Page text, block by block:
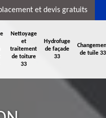
et devis gratuits
Nettoyage
et
traitement
de toiture
33
Hydrofuge
de façade
33
de tuile 33